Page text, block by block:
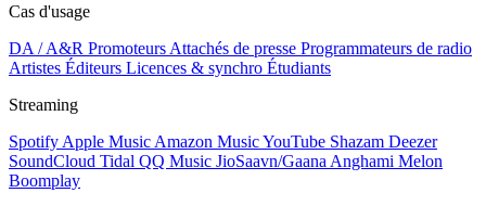
Cas d'usage
DA / A&R Promoteurs Attachés de presse Programmateurs de radio
Artistes Éditeurs Licences & synchro Étudiants
Streaming
Spotify Apple Music Amazon MusicYouTube Shazam Deezer
SoundCloud Tidal QQ Music JioSaavn/Gaana Anghami Melon
Boomplay